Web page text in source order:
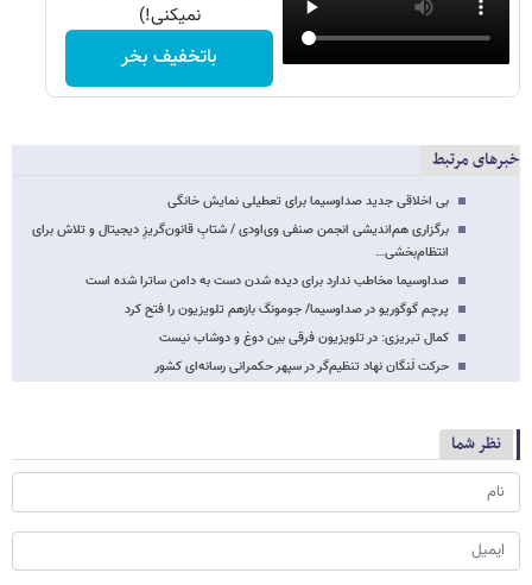
نمیکنی!)
باتخفیف بخر
خبرهای مرتبط
بی اخلاقی جدید صداوسیما برای تعطیلی نمایش خانگی
برگزاری هم‌اندیشی انجمن صنفی وی‌اودی / شتابِ قانون‌گریزِ دیجیتال و تلاش برای
انتظام‌بخشی…
صداوسیما مخاطب ندارد برای دیده شدن دست به دامن ساترا شده است
پرچم گوگوریو در صداوسیما/ جومونگ بازهم تلویزیون را فتح کرد
کمال تبریزی: در تلویزیون فرقی بین دوغ و دوشاب نیست
حرکت لَنگان نهاد تنظیم‌گر در سپهر حکمرانی رسانه‌ای کشور
نظر شما